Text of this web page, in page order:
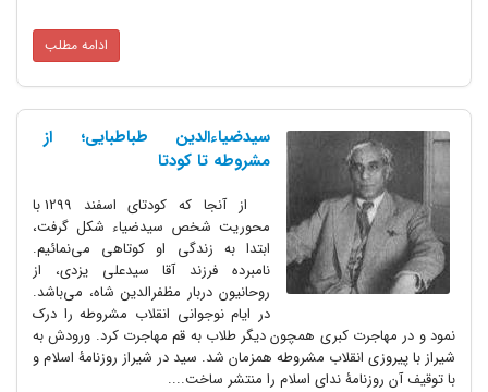
ادامه مطلب
سیدضیاءالدین طباطبایی؛ از
مشروطه تا کودتا
از آنجا که کودتای اسفند 1299 با
محوریت شخص سیدضیاء شکل گرفت،
ابتدا به زندگی او کوتاهی می‌نمائیم.
نامبرده فرزند آقا سیدعلی یزدی، از
روحانیون دربار مظفرالدین شاه، می‌باشد.
در ایام نوجوانی انقلاب مشروطه را درک
نمود و در مهاجرت کبری همچون دیگر طلاب به قم مهاجرت کرد. ورودش به
شیراز با پیروزی انقلاب مشروطه همزمان شد. سید در شیراز روزنامۀ اسلام و
با توقیف آن روزنامۀ ندای اسلام را منتشر ساخت....